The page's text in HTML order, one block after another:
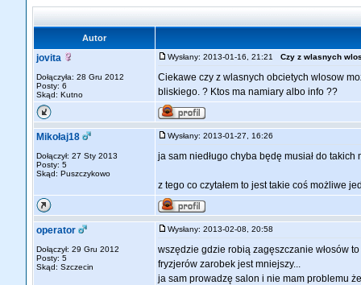
Autor
jovita
Dołączyła: 28 Gru 2012
Posty: 6
Skąd: Kutno
Wysłany: 2013-01-16, 21:21 Czy z wlasnych
Ciekawe czy z wlasnych obcietych wlosow
bliskiego. ? Ktos ma namiary albo info ??
Mikołaj18
Dołączył: 27 Sty 2013
Posty: 5
Skąd: Puszczykowo
Wysłany: 2013-01-27, 16:26
ja sam niedługo chyba będę musiał do takich
z tego co czytałem to jest takie coś możliwe
operator
Dołączył: 29 Gru 2012
Posty: 5
Skąd: Szczecin
Wysłany: 2013-02-08, 20:58
wszędzie gdzie robią zagęszczanie włosów
fryzjerów zarobek jest mniejszy...
ja sam prowadzę salon i nie mam problemu